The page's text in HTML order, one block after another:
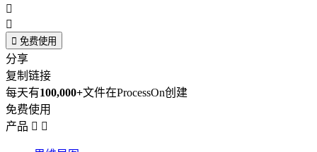


 免费使用
分享
复制链接
每天有100,000+文件在ProcessOn创建
免费使用
产品  